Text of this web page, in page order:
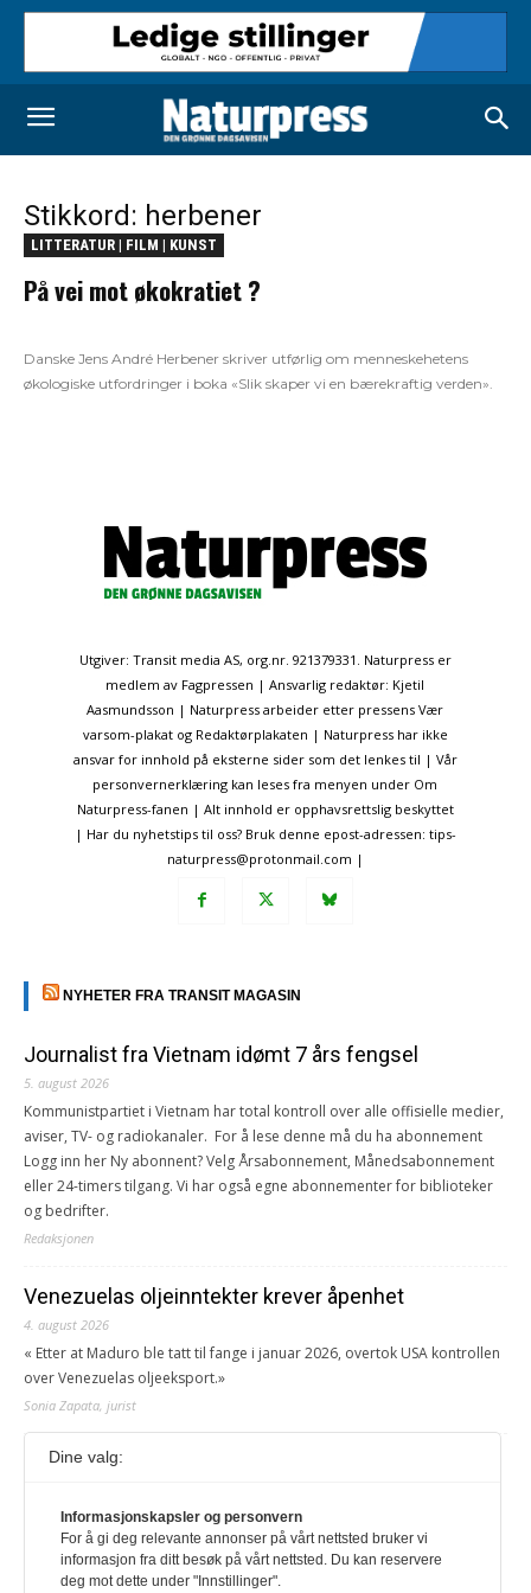
Stikkord: herbener
LITTERATUR | FILM | KUNST
På vei mot økokratiet ?
Danske Jens André Herbener skriver utførlig om menneskehetens
økologiske utfordringer i boka «Slik skaper vi en bærekraftig verden».
Utgiver: Transit media AS, org.nr. 921379331. Naturpress er
medlem av Fagpressen | Ansvarlig redaktør: Kjetil
Aasmundsson | Naturpress arbeider etter pressens Vær
varsom-plakat og Redaktørplakaten | Naturpress har ikke
ansvar for innhold på eksterne sider som det lenkes til | Vår
personvernerklæring kan leses fra menyen under Om
Naturpress-fanen | Alt innhold er opphavsrettslig beskyttet
| Har du nyhetstips til oss? Bruk denne epost-adressen: tips-
naturpress@protonmail.com |
NYHETER FRA TRANSIT MAGASIN
Journalist fra Vietnam idømt 7 års fengsel
5. august 2026
Kommunistpartiet i Vietnam har total kontroll over alle offisielle medier,
aviser, TV- og radiokanaler. For å lese denne må du ha abonnement
Logg inn her Ny abonnent? Velg Årsabonnement, Månedsabonnement
eller 24-timers tilgang. Vi har også egne abonnementer for biblioteker
og bedrifter.
Redaksjonen
Venezuelas oljeinntekter krever åpenhet
4. august 2026
« Etter at Maduro ble tatt til fange i januar 2026, overtok USA kontrollen
over Venezuelas oljeeksport.»
Sonia Zapata, jurist
117,8 millioner er på flukt, en nedgang fra forrige
1. august 2026
Ville ha tilsvart verdens trettende største land i folketall. For å lese
denne må du ha abonnement Logg inn her Ny abonnent? Velg
Dine valg:
Informasjonskapsler og personvern
For å gi deg relevante annonser på vårt nettsted bruker vi
informasjon fra ditt besøk på vårt nettsted. Du kan reservere
deg mot dette under "Innstillinger".